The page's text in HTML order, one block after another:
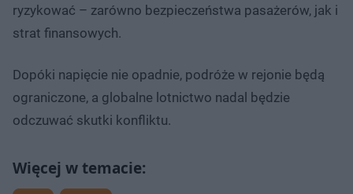
ryzykować – zarówno bezpieczeństwa pasażerów, jak i
strat finansowych.
Dopóki napięcie nie opadnie, podróże w rejonie będą
ograniczone, a globalne lotnictwo nadal będzie
odczuwać skutki konfliktu.